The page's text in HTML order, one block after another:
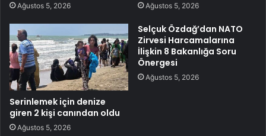
Ağustos 5, 2026 Ağustos 5, 2026
Serinlemek için denize
giren 2 kişi canından oldu
Ağustos 5, 2026
Selçuk Özdağ’dan NATO
Zirvesi Harcamalarına
İlişkin 8 Bakanlığa Soru
Önergesi
Ağustos 5, 2026